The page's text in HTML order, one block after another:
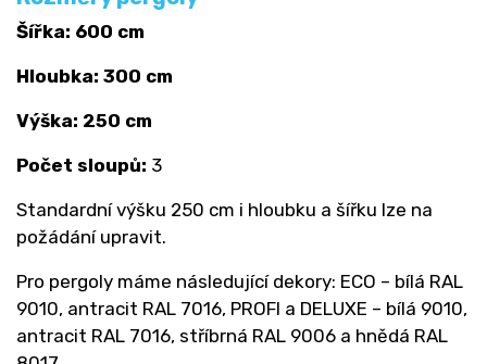
Šířka: 600 cm
Hloubka: 300 cm
Výška: 250 cm
Počet sloupů: 3
Standardní výšku 250 cm i hloubku a šířku lze na
požádání upravit.
Pro pergoly máme následující dekory: ECO – bílá RAL
9010, antracit RAL 7016, PROFI a DELUXE – bílá 9010,
antracit RAL 7016, stříbrná RAL 9006 a hnědá RAL